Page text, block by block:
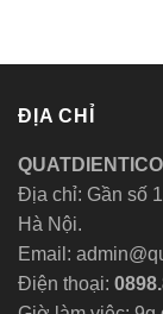
ĐỊA CHỈ
Địa chỉ: Gần số
Hà Nội.
Email:
Điện thoại: